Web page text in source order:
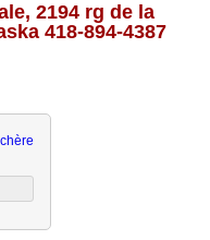
2194 rg de la
418-894-4387